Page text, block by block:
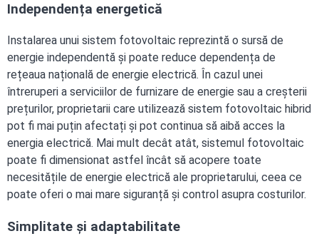
Independența energetică
Instalarea unui sistem fotovoltaic reprezintă o sursă de
energie independentă și poate reduce dependența de
rețeaua națională de energie electrică. În cazul unei
întreruperi a serviciilor de furnizare de energie sau a creșterii
prețurilor, proprietarii care utilizează sistem fotovoltaic hibrid
pot fi mai puțin afectați și pot continua să aibă acces la
energia electrică. Mai mult decât atât, sistemul fotovoltaic
poate fi dimensionat astfel încât să acopere toate
necesitățile de energie electrică ale proprietarului, ceea ce
poate oferi o mai mare siguranță și control asupra costurilor.
Simplitate și adaptabilitate